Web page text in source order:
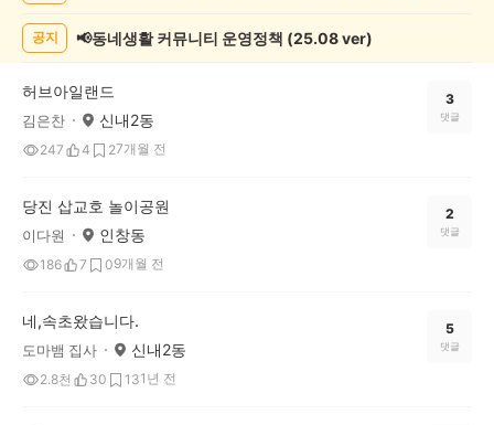
록
공지 📢동네생활 커뮤니티 운영정책 (25.08 ver)
허브아일랜드
김은찬 신내2동
247 4 27개월 전
3
댓글
당진 삽교호 놀이공원
이다원 인창동
186 7 09개월 전
2
댓글
네,속초왔습니다.
도마뱀 집사 신내2동
2.8천 30 131년 전
5
댓글